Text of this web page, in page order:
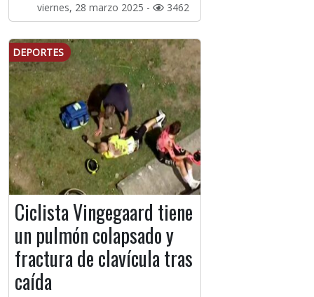
viernes, 28 marzo 2025 - 3462
DEPORTES
Ciclista Vingegaard tiene
un pulmón colapsado y
fractura de clavícula tras
caída